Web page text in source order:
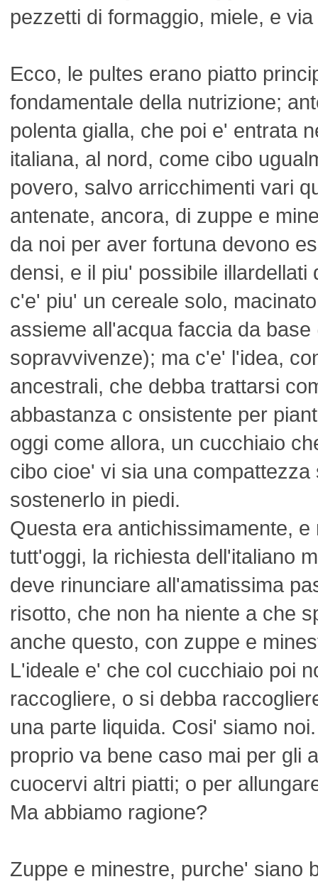
pezzetti di formaggio, miele, e
Ecco, le pultes erano piatto
fondamentale della nutrizione;
polenta gialla, che poi e' entrata
italiana, al nord, come cibo
povero, salvo arricchimenti vari
antenate, ancora, di zuppe e
da noi per aver fortuna devono
densi, e il piu' possibile illardellati
c'e' piu' un cereale solo,
assieme all'acqua faccia da
sopravvivenze); ma c'e' l'idea,
ancestrali, che debba trattarsi
abbastanza c onsistente per
oggi come allora, un cucchiaio
cibo cioe' vi sia una compattezza
sostenerlo in piedi.
Questa era antichissimamente,
tutt'oggi, la richiesta dell'italiano
deve rinunciare all'amatissima
risotto, che non ha niente a che
anche questo, con zuppe e
L'ideale e' che col cucchiaio poi
raccogliere, o si debba
una parte liquida. Cosi' siamo
proprio va bene caso mai per gli
cuocervi altri piatti; o per
Ma abbiamo ragione?
Zuppe e minestre, purche' siano